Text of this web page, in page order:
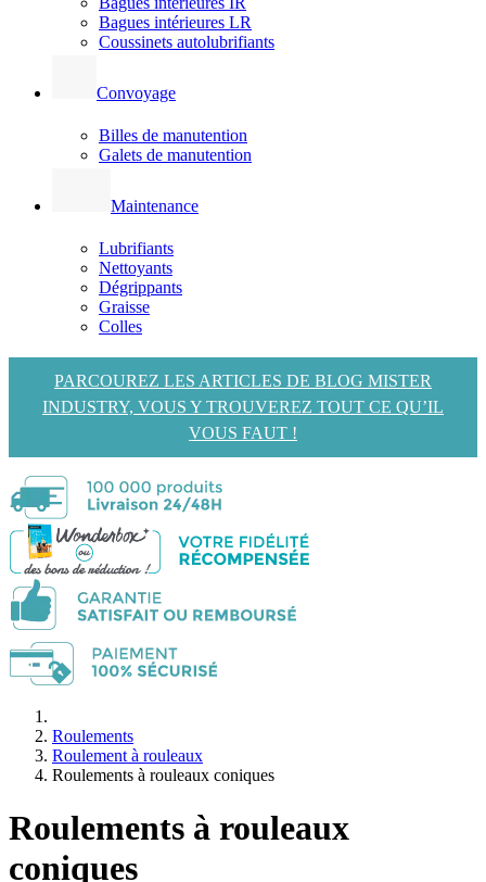
Bagues intérieures LR
Coussinets autolubrifiants
Convoyage
Billes de manutention
Galets de manutention
Maintenance
Lubrifiants
Nettoyants
Dégrippants
Graisse
Colles
PARCOUREZ LES ARTICLES DE BLOG MISTER
INDUSTRY, VOUS Y TROUVEREZ TOUT CE QU’IL
VOUS FAUT !
Roulements
Roulement à rouleaux
Roulements à rouleaux coniques
Roulements à rouleaux
coniques